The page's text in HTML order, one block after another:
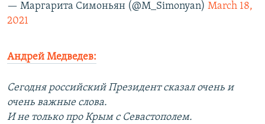
— Маргарита Симоньян (@M_Simonyan) March 18,
2021
Андрей Медведев:
Сегодня российский Президент сказал очень и
очень важные слова.
И не только про Крым с Севастополем.